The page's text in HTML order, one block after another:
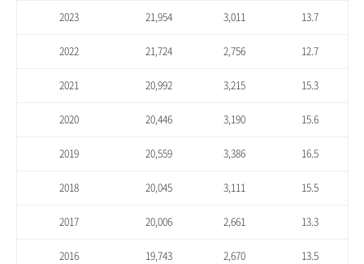
2023 21,954 3,011 13.7
2022 21,724 2,756 12.7
2021 20,992 3,215 15.3
2020 20,446 3,190 15.6
2019 20,559 3,386 16.5
2018 20,045 3,111 15.5
2017 20,006 2,661 13.3
2016 19,743 2,670 13.5